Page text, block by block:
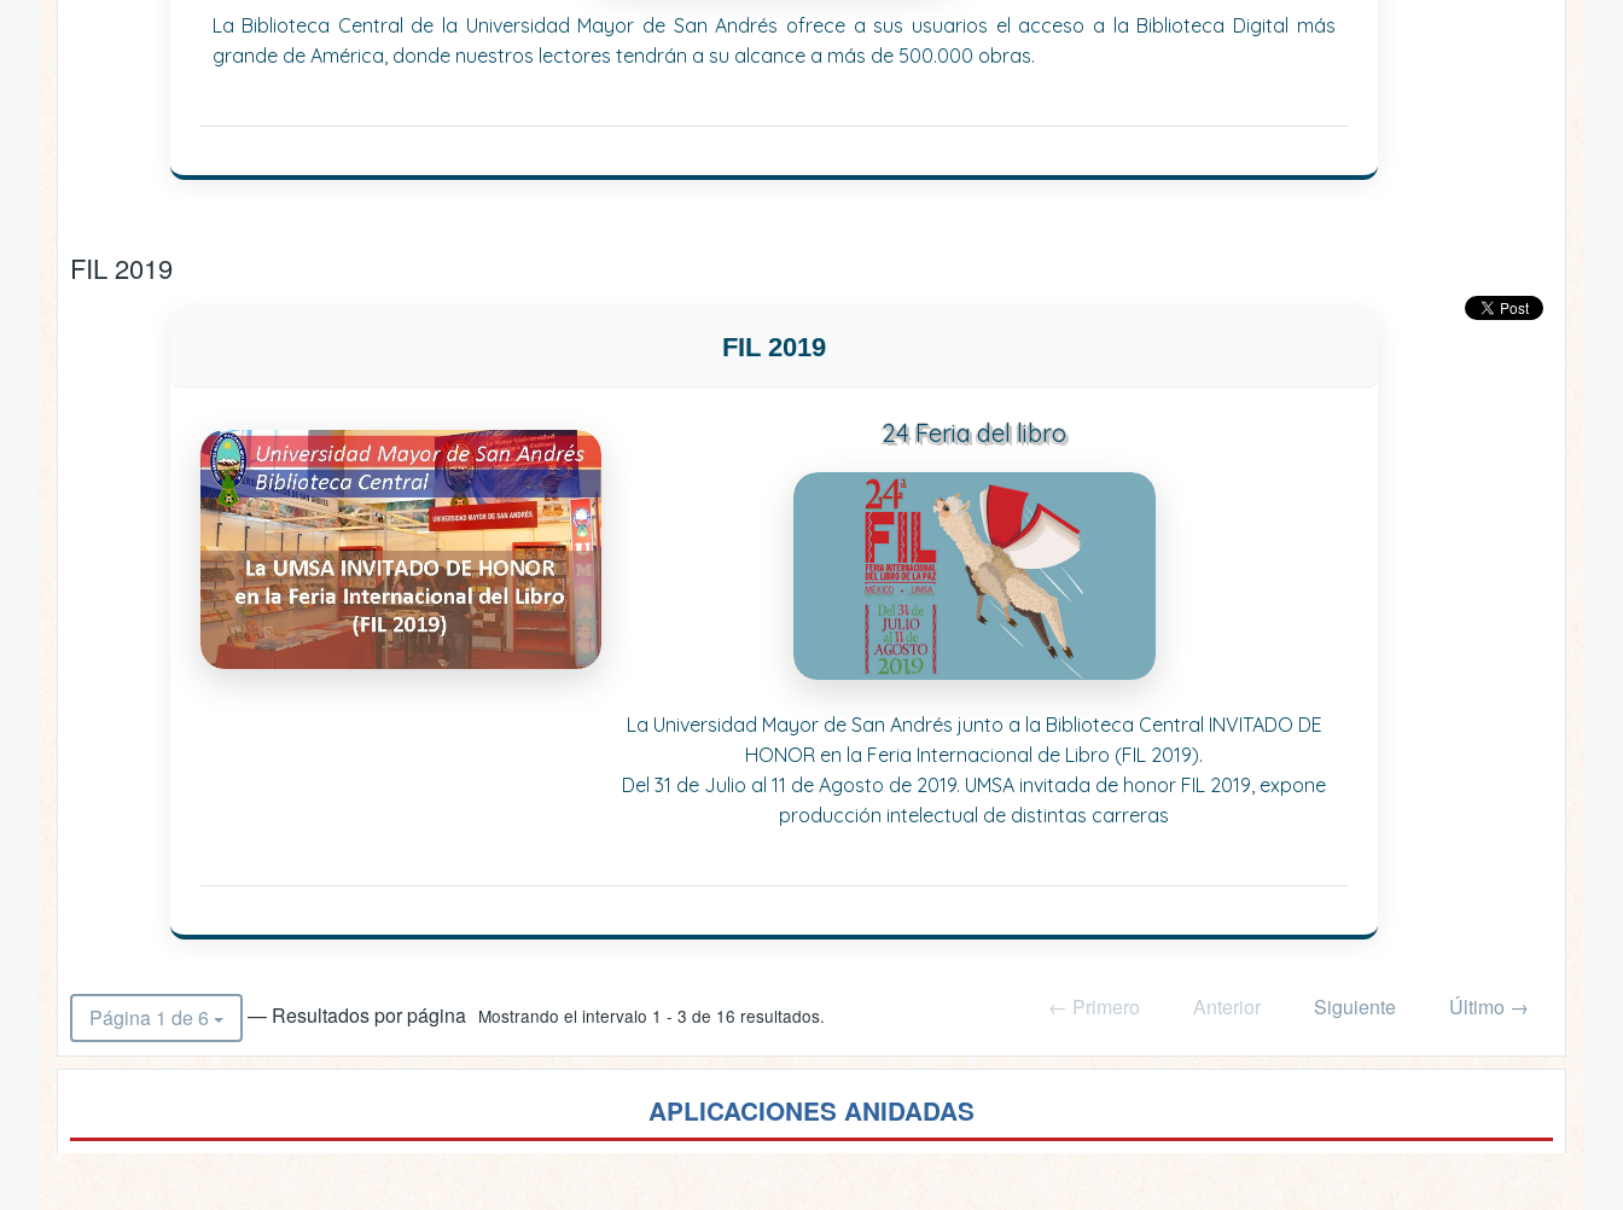
La Biblioteca Central de la Universidad Mayor de San Andrés ofrece a sus usuarios el acceso a la Biblioteca Digital más
grande de América, donde nuestros lectores tendrán a su alcance a más de 500.000 obras.
FIL 2019
FIL 2019
24 Feria del libro
La Universidad Mayor de San Andrés junto a la Biblioteca Central INVITADO DE
HONOR en la Feria Internacional de Libro (FIL 2019).
Del 31 de Julio al 11 de Agosto de 2019. UMSA invitada de honor FIL 2019, expone
producción intelectual de distintas carreras
Página 1 de 6 — Resultados por página Mostrando el intervalo 1 - 3 de 16 resultados. ← Primero Anterior Siguiente Último →
APLICACIONES ANIDADAS